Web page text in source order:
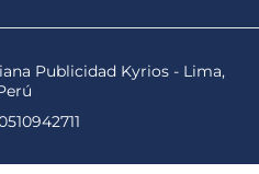
Publicidad Kyrios - Lima,